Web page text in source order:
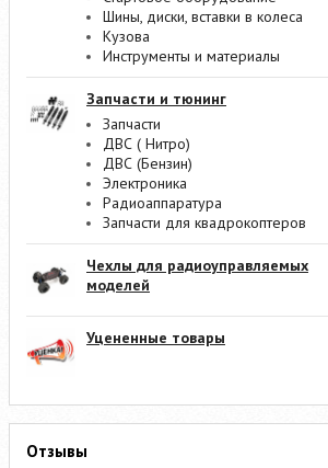
Шины, диски, вставки в колеса
Кузова
Инструменты и материалы
Запчасти и тюнинг
Запчасти
ДВС ( Нитро)
ДВС (Бензин)
Электроника
Радиоаппаратура
Запчасти для квадрокоптеров
Чехлы для радиоуправляемых
моделей
Уцененные товары
Отзывы